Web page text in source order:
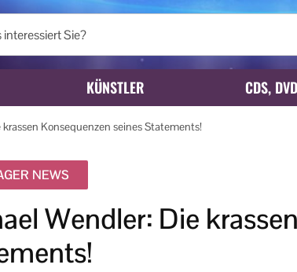
KÜNSTLER CDS,
Konsequenzen seines Statements!
NEWS
Wendler: Die